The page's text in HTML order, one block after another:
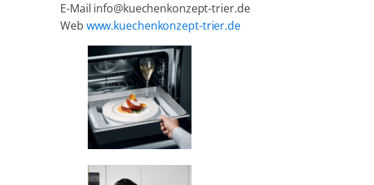
E-Mail info@kuechenkonzept-trier.de
Web www.kuechenkonzept-trier.de